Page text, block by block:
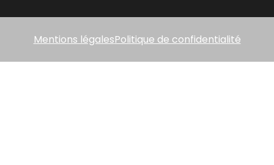
Mentions légalesPolitique de confidentialité